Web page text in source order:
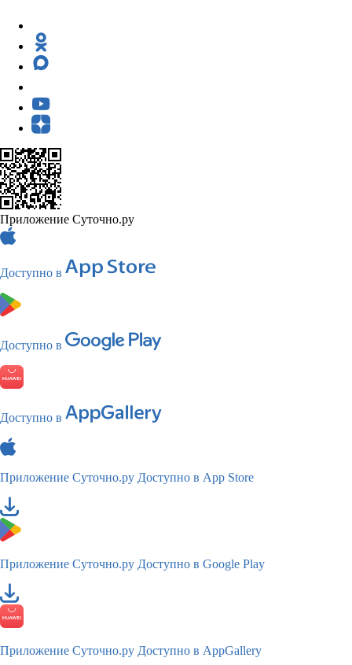
Приложение Суточно.ру
Доступно в
Доступно в
Доступно в
Приложение Суточно.ру Доступно в App Store
Приложение Суточно.ру Доступно в Google Play
Приложение Суточно.ру Доступно в AppGallery